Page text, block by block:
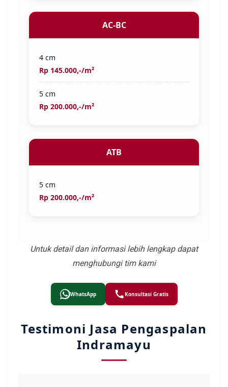
AC-BC
4 cm
Rp 145.000,-/m²
5 cm
Rp 200.000,-/m²
ATB
5 cm
Rp 200.000,-/m²
Untuk detail dan informasi lebih lengkap dapat
menghubungi tim kami
WhatsApp Konsultasi Gratis
Testimoni Jasa Pengaspalan
Indramayu